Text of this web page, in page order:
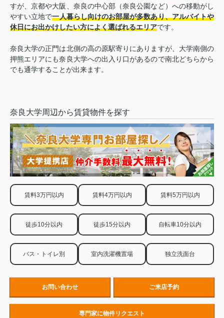
すが、京都や大阪、奈良の中心部（奈良公園など）への移動がし
やすい立地で一人暮らし向けのお部屋が多数あり、アルバイトや
休日にお出かけしたい方によく選ばれるエリアです。
奈良大学の正門は北側の高の原駅寄りにありますが、大学南側の
押熊エリアにも奈良大学への出入り口があるので南北どちらから
でも通学することが出来ます。
奈良大学周辺から賃貸物件を探す
賃料3万円以内 賃料4万円以内 賃料5万円以内
徒歩10分以内 徒歩15分以内 自転車10分以内
バス・トイレ別 室内洗濯機置場 独立洗面台
お問い合わせ ご来店予約
専門家に物件リクエスト